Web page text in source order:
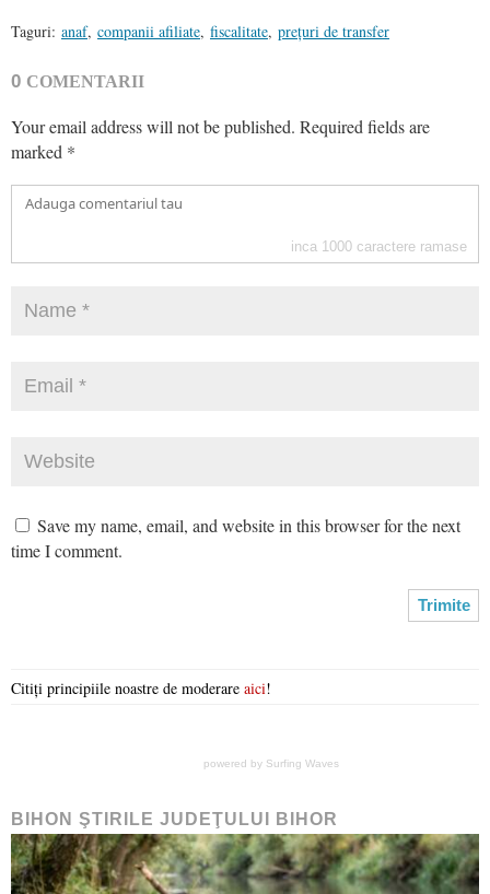
Taguri: anaf, companii afiliate, fiscalitate, prețuri de transfer
0 COMENTARII
Your email address will not be published. Required fields are
marked *
inca 1000 caractere ramase
Save my name, email, and website in this browser for the next
time I comment.
Citiți principiile noastre de moderare aici!
powered by Surfing Waves
BIHON ŞTIRILE JUDEŢULUI BIHOR